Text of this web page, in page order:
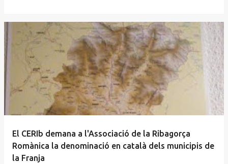
El CERIb demana a l'Associació de la Ribagorça
Romànica la denominació en català dels municipis de
la Franja